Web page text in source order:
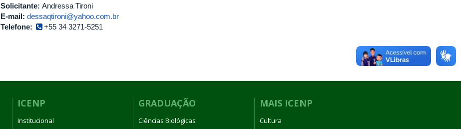
Solicitante: Andressa Tironi
E-mail: dessaqtironi@yahoo.com.br
Telefone:
+55 34 3271-5251
ICENP
Institucional
GRADUAÇÃO
Ciências Biológicas
MAIS ICENP
Cultura